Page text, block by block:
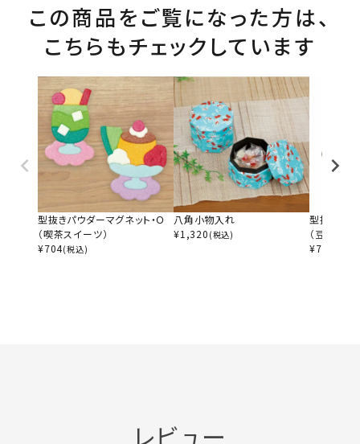
この商品をご覧になった方は、
こちらもチェックしています
型抜きパウダーマグネット・Ｏ
（喫茶スイーツ）
¥704(税込)
八角小物入れ
¥1,320 (税込)
型抜きパウ
（豆柴）
¥704
レビュー